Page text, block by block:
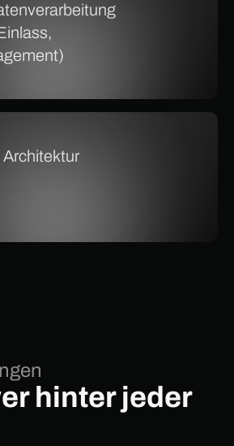
hinter jeder